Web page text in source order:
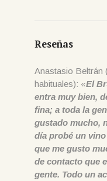
Reseñas
Anastasio Beltrán
habituales): «El
entra muy bien,
fina; a toda la
gustado mucho,
día probé un
que me gusto
de contacto que
gente. Todo un